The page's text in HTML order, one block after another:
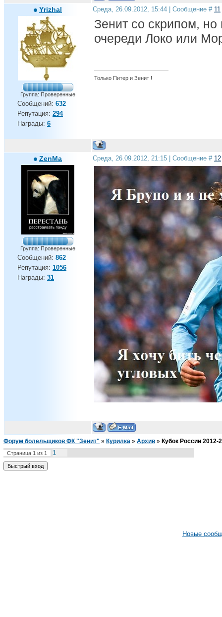
Yrizhal
Группа: Проверенные
Сообщений: 632
Репутация: 294
Награды: 6
Среда, 26.09.2012, 15:44 | Сообщение # 11
Зенит со скрипом,
очереди Локо или
Только Питер и Зенит !
ZenMa
Группа: Проверенные
Сообщений: 862
Репутация: 1056
Награды: 31
Среда, 26.09.2012, 21:15 | Сообщение # 12
Форум болельщиков ФК "Зенит" » Курилка » Архив » Кубок России 2012-
Страница 1 из 1 1
Новые